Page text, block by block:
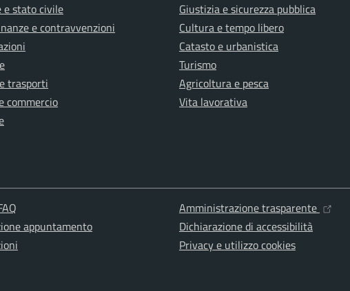
e stato civile
e contravvenzioni
trasporti
commercio
Giustizia e sicurezza pubblica
Cultura e tempo libero
Catasto e urbanistica
Turismo
Agricoltura e pesca
Vita lavorativa
appuntamento
Amministrazione trasparente
Dichiarazione di accessibilità
Privacy e utilizzo cookies